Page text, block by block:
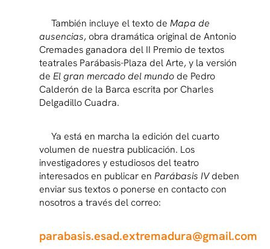
También incluye el texto deMapa de
ausencias, obra dramática original de Antonio
Cremades ganadora del II Premio de textos
teatrales Parábasis-Plaza del Arte, y la versión
deEl gran mercado del mundo de Pedro
Calderón de la Barca escrita por Charles
Delgadillo Cuadra.
Ya está en marcha la edición del cuarto
volumen de nuestra publicación. Los
investigadores y estudiosos del teatro
interesados en publicar enParábasis IVdeben
enviar sus textos o ponerse en contacto con
nosotros a través del correo:
parabasis.esad.extremadura@gmail.com